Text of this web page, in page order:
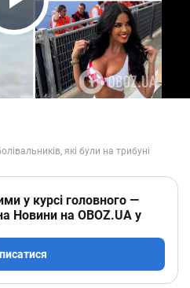
Video
у курсі головного —
Новини на OBOZ.UA у